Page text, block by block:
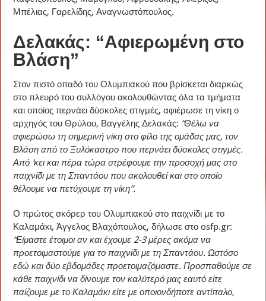
Μπέλιας, Γαρελίδης, Αναγνωστόπουλος.
Δελακάς: “Αφιερωμένη στο
Βλάση”
Στον πιστό οπαδό του Ολυμπιακού που βρίσκεται διαρκώς
στο πλευρό του συλλόγου ακολουθώντας όλα τα τμήματα
και οποίος περνάει δύσκολες στιγμές, αφιέρωσε τη νίκη ο
αρχηγός του Θρύλου, Βαγγέλης Δελακάς: “Θέλω να
αφιερώσω τη σημερινή νίκη στο φίλο της ομάδας μας, τον
Βλάση από το Ξυλόκαστρο που περνάει δύσκολες στιγμές.
Από ‘κει και πέρα τώρα στρέφουμε την προσοχή μας στο
παιχνίδι με τη Σπαντάου που ακολουθεί και στο οποίο
θέλουμε να πετύχουμε τη νίκη”.
Ο πρώτος σκόρερ του Ολυμπιακού στο παιχνίδι με το
Καλαμάκι, Άγγελος Βλαχόπουλος, δήλωσε στο osfp.gr:
“Είμαστε έτοιμοι αν και έχουμε 2-3 μέρες ακόμα να
προετοιμαστούμε για το παιχνίδι με τη Σπαντάου. Ωστόσο
εδώ και δύο εβδομάδες προετοιμαζόμαστε. Προσπαθούμε σε
κάθε παιχνίδι να δίνουμε τον καλύτερό μας εαυτό είτε
παίζουμε με το Καλαμάκι είτε με οποιονδήποτε αντίπαλο,